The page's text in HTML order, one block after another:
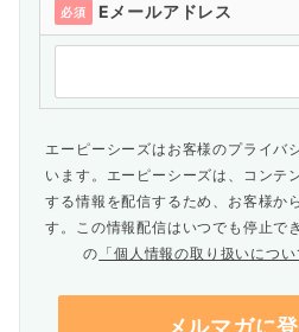
必須 Eメールアドレス
エーピーシーズはお客様のプライバ
います。エーピーシーズは、コンテ
する情報を配信するため、お客様か
す。この情報配信はいつでも停止で
の 「個人情報の取り扱いについ